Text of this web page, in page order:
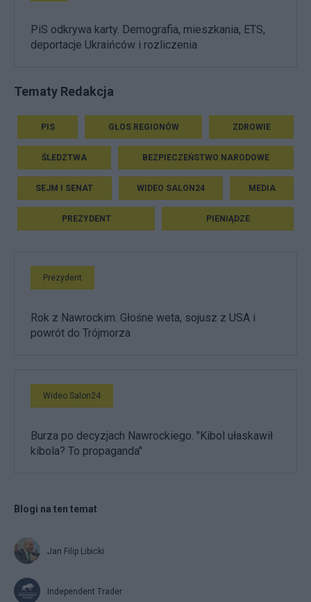
PiS odkrywa karty. Demografia, mieszkania, ETS,
deportacje Ukraińców i rozliczenia
Tematy Redakcja
PIS GŁOS REGIONÓW ZDROWIE
ŚLEDZTWA BEZPIECZEŃSTWO NARODOWE
SEJM I SENAT WIDEO SALON24 MEDIA
PREZYDENT PIENIĄDZE
Prezydent
Rok z Nawrockim. Głośne weta, sojusz z USA i
powrót do Trójmorza
Wideo Salon24
Burza po decyzjach Nawrockiego. "Kibol ułaskawił
kibola? To propaganda"
Blogi na ten temat
Jan Filip Libicki
Independent Trader